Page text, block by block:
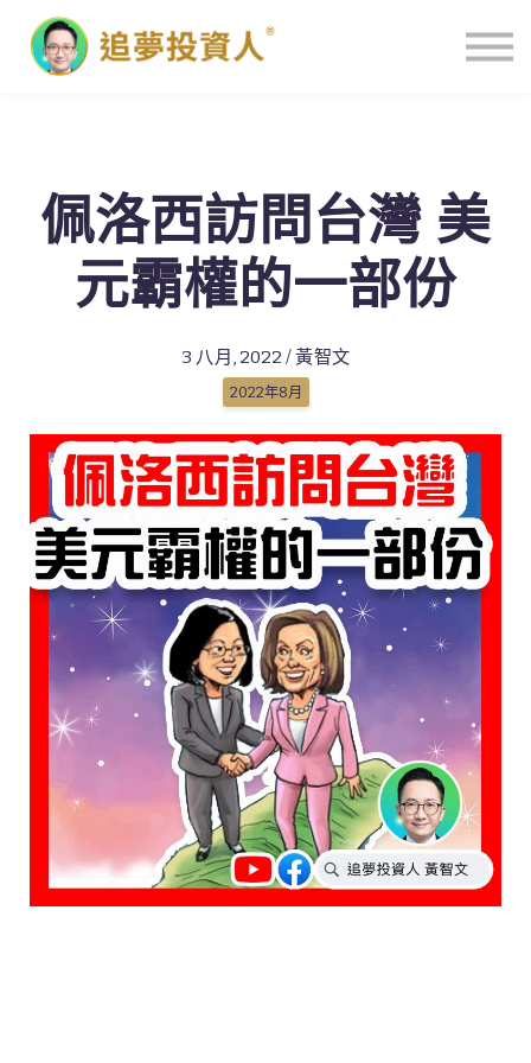
主頁
佩洛西訪問台灣 美
元霸權的一部份
3 八月, 2022 / 黃智文
2022年8月